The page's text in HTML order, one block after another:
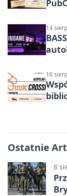
14
16
Ostatnie
8